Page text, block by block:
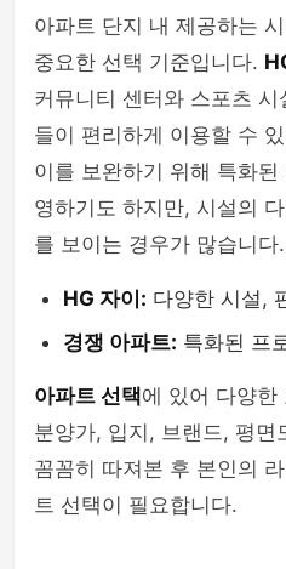
아파트 단지 내 제공하는
중요한 선택 기준입니다.
커뮤니티 센터와 스포츠
들이 편리하게 이용할 수
이를 보완하기 위해 특화
영하기도 하지만, 시설의
를 보이는 경우가 많습니다.
HG 자이: 다양한 시설,
경쟁 아파트: 특화된 프
아파트 선택에 있어 다양한
분양가, 입지, 브랜드, 평면
꼼꼼히 따져본 후 본인의
트 선택이 필요합니다.